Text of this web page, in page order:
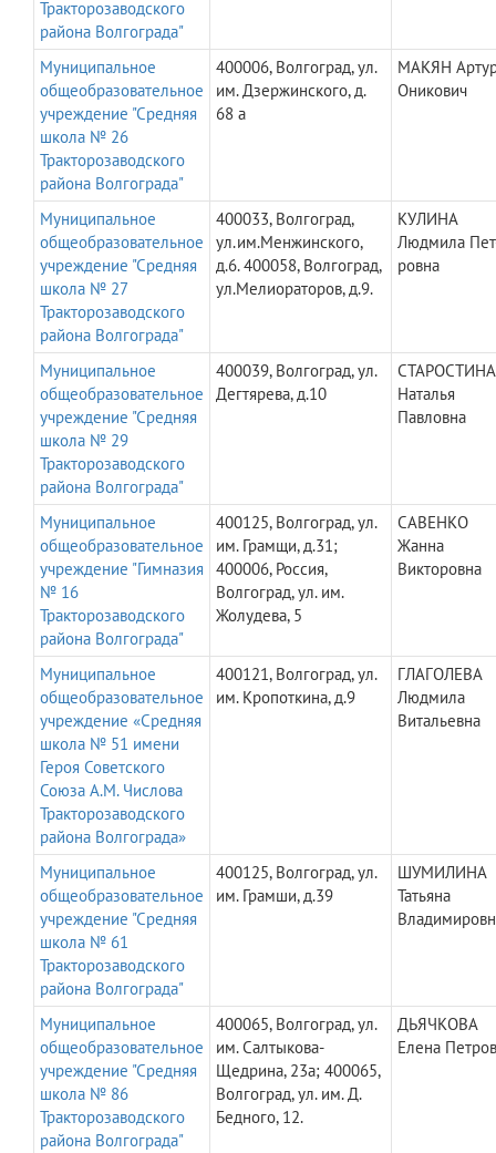
Тракторозаводского
района Волгограда"
Муниципальное
общеобразовательное
учреждение "Средняя
школа № 26
Тракторозаводского
района Волгограда"
400006, Волгоград, ул.
им. Дзержинского, д.
68 а
МАКЯН
Оникович
Муниципальное
общеобразовательное
учреждение "Средняя
школа № 27
Тракторозаводского
района Волгограда"
400033, Волгоград,
ул.им.Менжинского,
д.6. 400058, Волгоград,
ул.Мелиораторов, д.9.
КУЛИНА
Людмила
ровна
Муниципальное
общеобразовательное
учреждение "Средняя
школа № 29
Тракторозаводского
района Волгограда"
400039, Волгоград, ул.
Дегтярева, д.10
СТАРОСТИНА
Наталья
Павловна
Муниципальное
общеобразовательное
учреждение "Гимназия
№ 16
Тракторозаводского
района Волгограда"
400125, Волгоград, ул.
им. Грамщи, д.31;
400006, Россия,
Волгоград, ул. им.
Жолудева, 5
САВЕНКО
Жанна
Викторовна
Муниципальное
общеобразовательное
учреждение «Средняя
школа № 51 имени
Героя Советского
Союза А.М. Числова
Тракторозаводского
района Волгограда»
400121, Волгоград, ул.
им. Кропоткина, д.9
ГЛАГОЛЕВА
Людмила
Витальевна
Муниципальное
общеобразовательное
учреждение "Средняя
школа № 61
Тракторозаводского
района Волгограда"
400125, Волгоград, ул.
им. Грамши, д.39
ШУМИЛИНА
Татьяна
Муниципальное
общеобразовательное
учреждение "Средняя
школа № 86
Тракторозаводского
района Волгограда"
400065, Волгоград, ул.
им. Салтыкова-
Щедрина, 23а; 400065,
Волгоград, ул. им. Д.
Бедного, 12.
ДЬЯЧКОВА
Елена